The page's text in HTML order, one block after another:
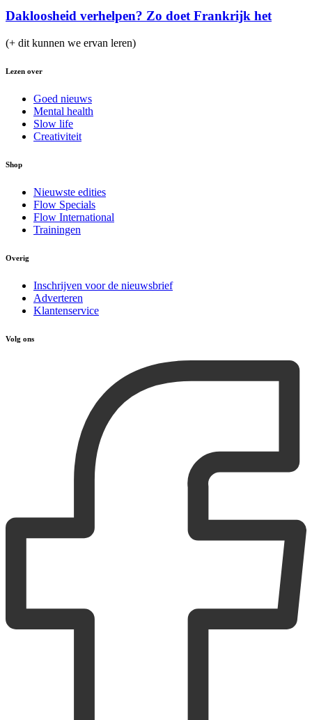
Dakloosheid verhelpen? Zo doet Frankrijk het
(+ dit kunnen we ervan leren)
Lezen over
Goed nieuws
Mental health
Slow life
Creativiteit
Shop
Nieuwste edities
Flow Specials
Flow International
Trainingen
Overig
Inschrijven voor de nieuwsbrief
Adverteren
Klantenservice
Volg ons